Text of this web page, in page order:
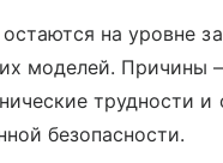
на уровне
моделей. Причины
трудности и
безопасности.